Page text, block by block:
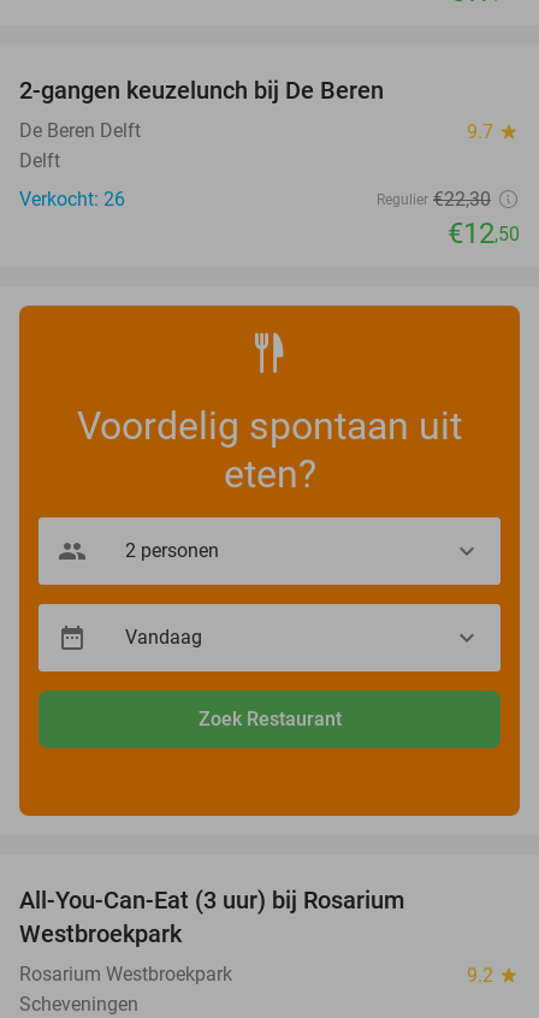
NEW
TODAY
2-gangen keuzelunch bij De Beren
De Beren Delft 9.7 star
Delft
Verkocht: 26
Regulier €22,30
€12,50
Voordelig spontaan uit
eten?
Zoek Restaurant
All-You-Can-Eat (3 uur) bij Rosarium
Westbroekpark
Rosarium Westbroekpark 9.2 star
Scheveningen